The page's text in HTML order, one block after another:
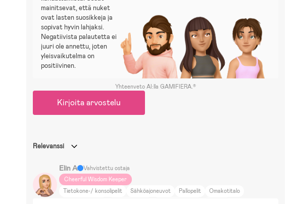
mainitsevat, että nuket
ovat lasten suosikkeja ja
sopivat hyvin lahjaksi.
Negatiivista palautetta ei
juuri ole annettu, joten
yleisvaikutelma on
positiivinen.
Yhteenveto AI:lla GAMIFIERA.®
Kirjoita arvostelu
Relevanssi
Elin A
Vahvistettu ostaja
Cheerful Wisdom Keeper
Tietokone-/ konsolipelit
Sähköajoneuvot Pallopelit
Omakotitalo